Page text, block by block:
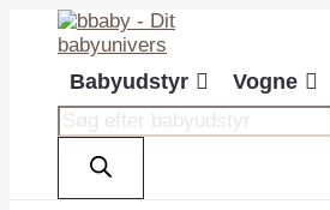
Babyudstyr Vogne
Products
search